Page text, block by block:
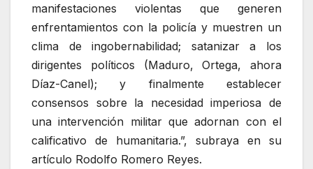
manifestaciones violentas que generen
enfrentamientos con la policía y muestren un
clima de ingobernabilidad; satanizar a los
dirigentes políticos (Maduro, Ortega, ahora
Díaz-Canel); y finalmente establecer
consensos sobre la necesidad imperiosa de
una intervención militar que adornan con el
calificativo de humanitaria.”, subraya en su
artículo Rodolfo Romero Reyes.